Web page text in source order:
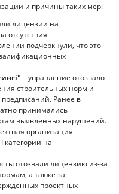
и причины таких мер:
лицензии на
отсутствия
подчеркнули, что это
– управление отозвало
строительных норм и
Ранее в
принимались
выявленных нарушений.
организация
на
отозвали лицензию из-за
а также за
проектных